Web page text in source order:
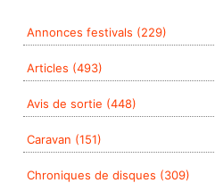
Annonces festivals (229)
Articles (493)
Avis de sortie (448)
Caravan (151)
Chroniques de disques (309)